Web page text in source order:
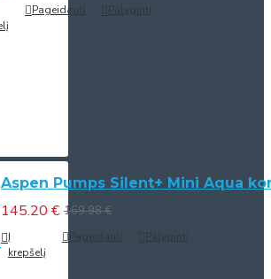
Pageidauti Palyginti
Aspen Pumps Silent+ Mini Aqua
145.20 € 169.98 €
Į
krepšelį
Pageidauti Palyginti